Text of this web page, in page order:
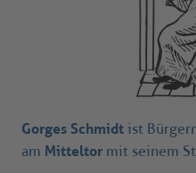
Gorges Schmidt ist
am Mitteltor mit seinem